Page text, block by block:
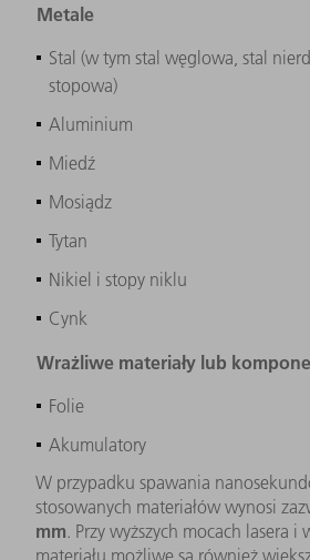
Metale
Stal (w tym stal węglowa, stal
stopowa)
Aluminium
Miedź
Mosiądz
Tytan
Nikiel i stopy niklu
Cynk
Wrażliwe materiały lub
Folie
Akumulatory
W przypadku spawania
stosowanych materiałów wynosi
mm. Przy wyższych mocach lasera i
materiału możliwe są również